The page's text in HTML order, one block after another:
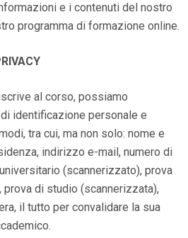
e i contenuti del nostro
programma di formazione online.
al corso, possiamo
identificazione personale e
tra cui, ma non solo: nome e
indirizzo e-mail, numero di
(scannerizzato), prova
prova di studio (scannerizzata),
il tutto per convalidare la sua